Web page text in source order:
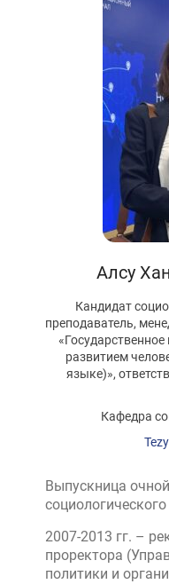
Первый канал,
Конкурсные
вступительные
М.В.Ломоносова
конкурсу
Вячеслав
Первый канал,
Вниманию
онлайн-запись
Вячеслав
— Первый канал,
Алсу
Кандидат
преподаватель,
развитием
языке)»,
Кафедра
Выпускница
2007-2013 гг. –
проректора
политики и